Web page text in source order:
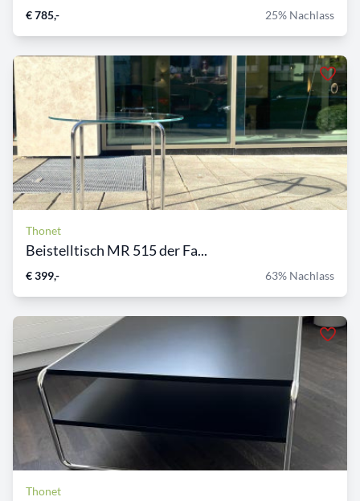
€ 785,- 25% Nachlass
Thonet
Beistelltisch MR 515 der Fa...
€ 399,- 63% Nachlass
Thonet